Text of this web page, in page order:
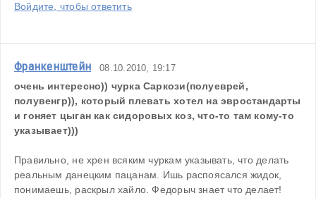
Войдите, чтобы ответить
Франкенштейн 08.10.2010, 19:17
очень интересно)) чурка Саркози(полуеврей,
полувенгр)), который плевать хотел на эвростандарты
и гоняет цыган как сидоровых коз, что-то там кому-то
указывает)))
Правильно, не хрен всяким чуркам указывать, что делать
реальным данецким пацанам. Ишь распоясался жидок,
понимаешь, раскрыл хайло. Федорыч знает что делает!